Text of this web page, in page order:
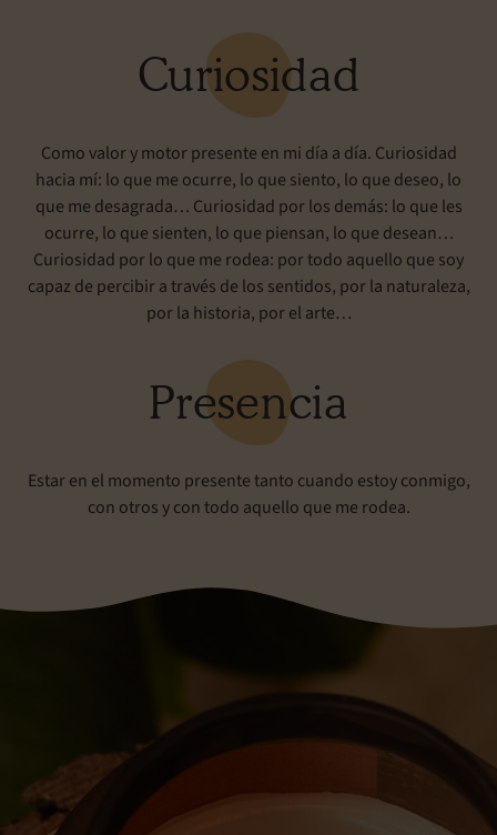
Curiosidad
Como valor y motor presente en mi día a día. Curiosidad
hacia mí: lo que me ocurre, lo que siento, lo que deseo, lo
que me desagrada… Curiosidad por los demás: lo que les
ocurre, lo que sienten, lo que piensan, lo que desean…
Curiosidad por lo que me rodea: por todo aquello que soy
capaz de percibir a través de los sentidos, por la naturaleza,
por la historia, por el arte…
Presencia
Estar en el momento presente tanto cuando estoy conmigo,
con otros y con todo aquello que me rodea.